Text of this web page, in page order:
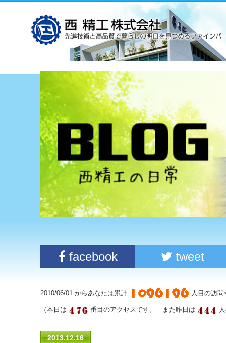
facebook tweet
2010/06/01 からあなたは累計 人目の訪
（本日は 番目のアクセスです。 また昨日は
2013.12.16